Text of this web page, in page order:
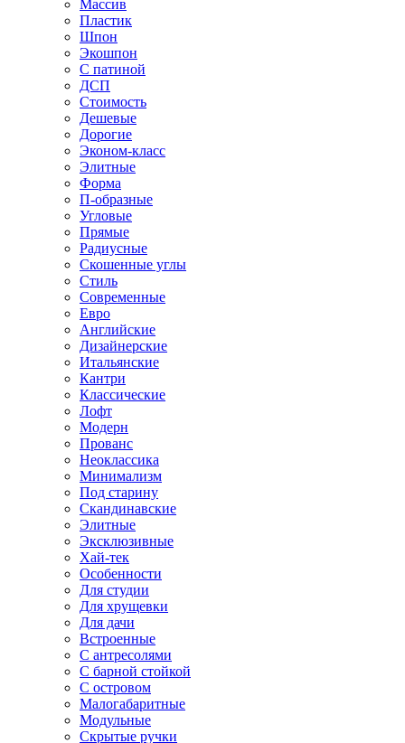
Массив
Пластик
Шпон
Экошпон
С патиной
ДСП
Стоимость
Дешевые
Дорогие
Эконом-класс
Элитные
Форма
П-образные
Угловые
Прямые
Радиусные
Скошенные углы
Стиль
Современные
Евро
Английские
Дизайнерские
Итальянские
Кантри
Классические
Лофт
Модерн
Прованс
Неоклассика
Минимализм
Под старину
Скандинавские
Элитные
Эксклюзивные
Хай-тек
Особенности
Для студии
Для хрущевки
Для дачи
Встроенные
С антресолями
С барной стойкой
С островом
Малогабаритные
Модульные
Скрытые ручки